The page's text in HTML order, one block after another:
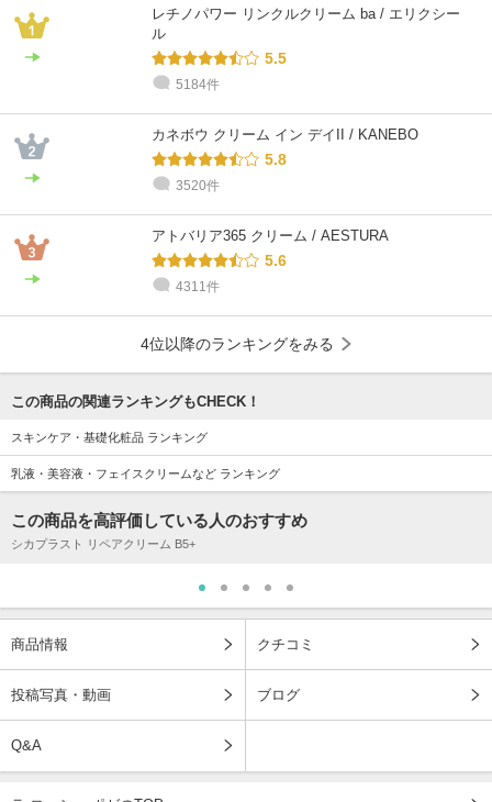
レチノパワー リンクルクリーム ba / エリクシー
ル
5.5
5184件
カネボウ クリーム イン デイII / KANEBO
5.8
3520件
アトバリア365 クリーム / AESTURA
5.6
4311件
4位以降のランキングをみる
この商品の関連ランキングもCHECK！
スキンケア・基礎化粧品 ランキング
乳液・美容液・フェイスクリームなど ランキング
この商品を高評価している人のおすすめ
シカプラスト リペアクリーム B5+
商品情報 クチコミ
投稿写真・動画 ブログ
Q&A